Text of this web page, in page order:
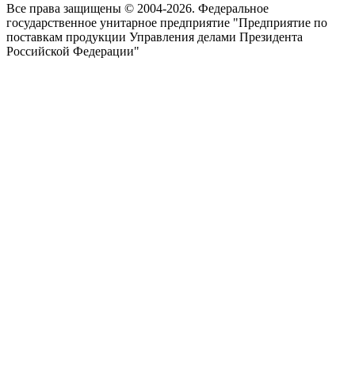
Все права защищены © 2004-2026. Федеральное
государственное унитарное предприятие "Предприятие по
поставкам продукции Управления делами Президента
Российской Федерации"